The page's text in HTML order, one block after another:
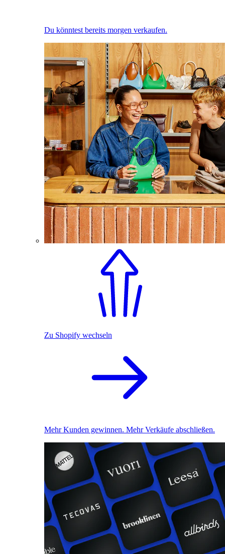
Du könntest bereits morgen verkaufen.
Zu Shopify wechseln
Mehr Kunden gewinnen. Mehr Verkäufe abschließen.